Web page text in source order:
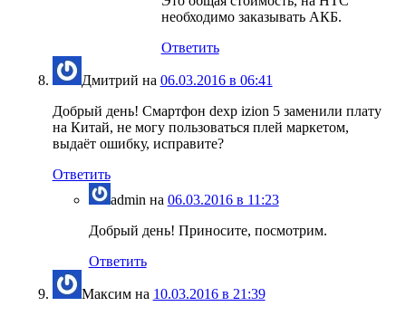
необходимо заказывать АКБ.
Ответить
Дмитрий на 06.03.2016 в 06:41
Добрый день! Смартфон dexp izion 5 заменили плату
на Китай, не могу пользоваться плей маркетом,
выдаёт ошибку, исправите?
Ответить
admin на 06.03.2016 в 11:23
Добрый день! Приносите, посмотрим.
Ответить
Максимна 10.03.2016 в 21:39